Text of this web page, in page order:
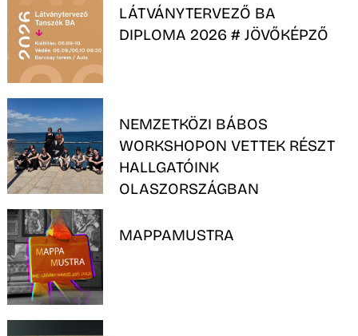
LÁTVÁNYTERVEZŐ BA
DIPLOMA 2026 # JÖVŐKÉPZŐ
NEMZETKÖZI BÁBOS
WORKSHOPON VETTEK RÉSZT
HALLGATÓINK
OLASZORSZÁGBAN
MAPPAMUSTRA